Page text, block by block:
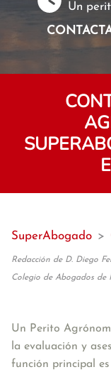
Un
SuperAbogado >
Redacción de D. Diego
Colegio de Abogados de
Un Perito
la evaluación y
función principal